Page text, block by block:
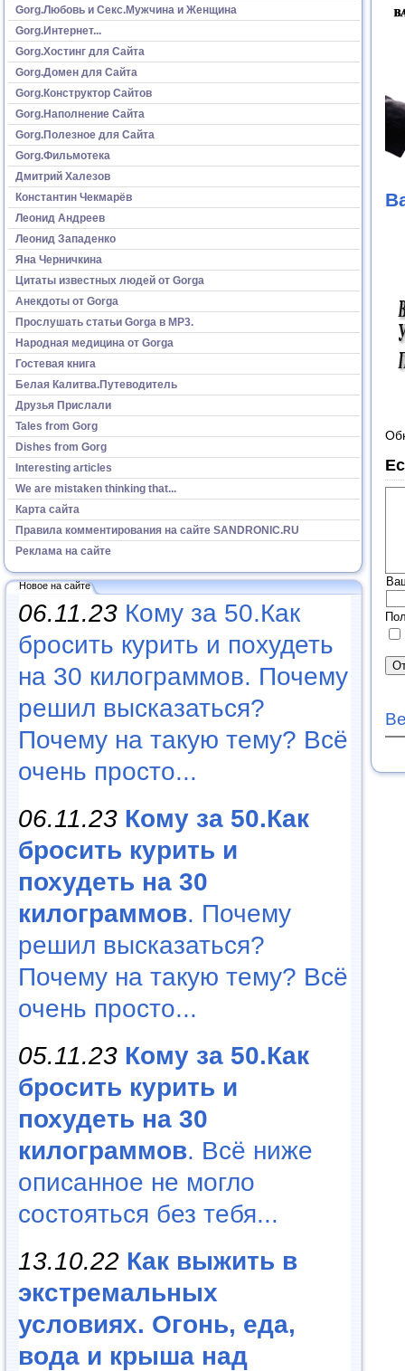
Gorg.Любовь и Секс.Мужчина и Женщина
Gorg.Интернет...
Gorg.Хостинг для Сайта
Gorg.Домен для Сайта
Gorg.Конструктор Сайтов
Gorg.Наполнение Сайта
Gorg.Полезное для Сайта
Gorg.Фильмотека
Дмитрий Халезов
Константин Чекмарёв
Леонид Андреев
Леонид Западенко
Яна Черничкина
Цитаты известных людей от Gorga
Анекдоты от Gorga
Прослушать статьи Gorga в МР3.
Народная медицина от Gorga
Гостевая книга
Белая Калитва.Путеводитель
Друзья Прислали
Tales from Gorg
Dishes from Gorg
Interesting articles
We are mistaken thinking that...
Карта сайта
Правила комментирования на сайте SANDRONIC.RU
Реклама на сайте
Новое на сайте
06.11.23 Кому за 50.Как
бросить курить и похудеть
на 30 килограммов. Почему
решил высказаться?
Почему на такую тему? Всё
очень просто...
06.11.23 Кому за 50.Как
бросить курить и
похудеть на 30
килограммов. Почему
решил высказаться?
Почему на такую тему? Всё
очень просто...
05.11.23 Кому за 50.Как
бросить курить и
похудеть на 30
килограммов. Всё ниже
описанное не могло
состояться без тебя...
13.10.22 Как выжить в
экстремальных
условиях. Огонь, еда,
вода и крыша над